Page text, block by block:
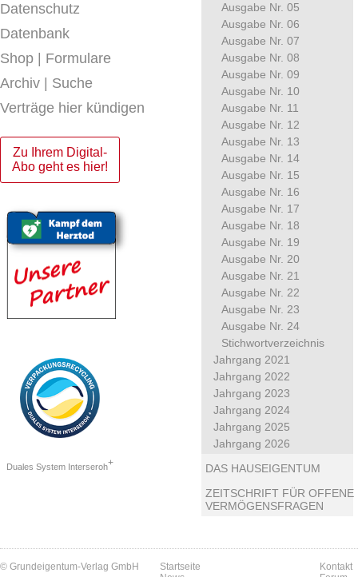
Datenschutz
Datenbank
Shop | Formulare
Archiv | Suche
Verträge hier kündigen
Zu Ihrem Digital-
Abo geht es hier!
Duales System Interseroh+
Ausgabe Nr. 05
Ausgabe Nr. 06
Ausgabe Nr. 07
Ausgabe Nr. 08
Ausgabe Nr. 09
Ausgabe Nr. 10
Ausgabe Nr. 11
Ausgabe Nr. 12
Ausgabe Nr. 13
Ausgabe Nr. 14
Ausgabe Nr. 15
Ausgabe Nr. 16
Ausgabe Nr. 17
Ausgabe Nr. 18
Ausgabe Nr. 19
Ausgabe Nr. 20
Ausgabe Nr. 21
Ausgabe Nr. 22
Ausgabe Nr. 23
Ausgabe Nr. 24
Stichwortverzeichnis
Jahrgang 2021
Jahrgang 2022
Jahrgang 2023
Jahrgang 2024
Jahrgang 2025
Jahrgang 2026
DAS HAUSEIGENTUM
ZEITSCHRIFT FÜR OFFENE
VERMÖGENSFRAGEN
© Grundeigentum-Verlag GmbH
Startseite
Kontakt